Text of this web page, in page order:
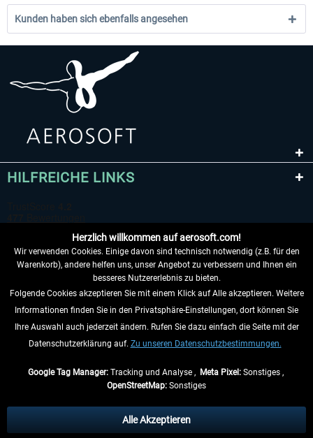
Kunden haben sich ebenfalls angesehen
HILFREICHE LINKS
VERTRAG WIDERRUFEN
INFORMATIONEN
anders beschrieben.
** Gilt für Lieferungen innerhalb Deutschlands, Lieferzeiten für andere Länder
Herzlich willkommen auf aerosoft.com!
Wir verwenden Cookies. Einige davon sind technisch notwendig (z.B. für den
Warenkorb), andere helfen uns, unser Angebot zu verbessern und Ihnen ein
besseres Nutzererlebnis zu bieten.
Folgende Cookies akzeptieren Sie mit einem Klick auf Alle akzeptieren. Weitere
Informationen finden Sie in den Privatsphäre-Einstellungen, dort können Sie
Ihre Auswahl auch jederzeit ändern. Rufen Sie dazu einfach die Seite mit der
Datenschutzerklärung auf. Zu unseren Datenschutzbestimmungen.
Google Tag Manager:Tracking und Analyse , Meta Pixel:Sonstiges ,
OpenStreetMap: Sonstiges
Alle Akzeptieren